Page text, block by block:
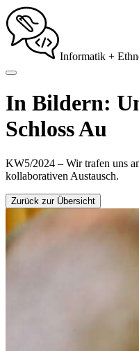
Informatik +
In Bildern:
Schloss Au
KW5/2024 – Wir trafen uns
kollaborativen Austausch.
Zurück zur Übersicht